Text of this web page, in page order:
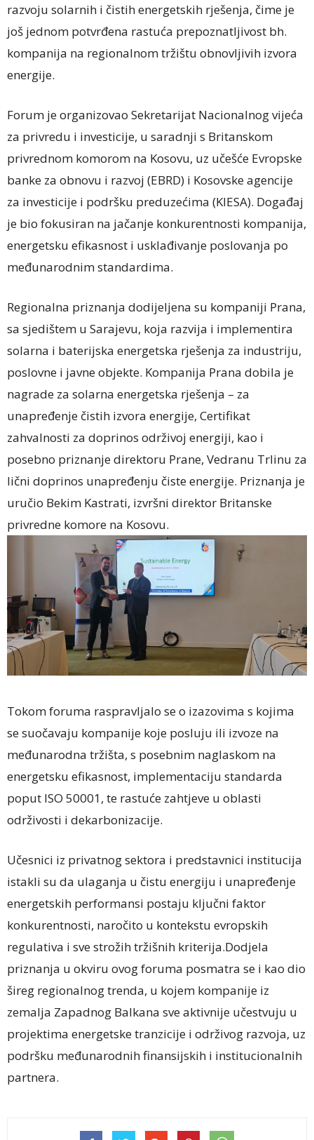
razvoju solarnih i čistih energetskih rješenja, čime je
još jednom potvrđena rastuća prepoznatljivost bh.
kompanija na regionalnom tržištu obnovljivih izvora
energije.
Forum je organizovao Sekretarijat Nacionalnog vijeća
za privredu i investicije, u saradnji s Britanskom
privrednom komorom na Kosovu, uz učešće Evropske
banke za obnovu i razvoj (EBRD) i Kosovske agencije
za investicije i podršku preduzećima (KIESA). Događaj
je bio fokusiran na jačanje konkurentnosti kompanija,
energetsku efikasnost i usklađivanje poslovanja po
međunarodnim standardima.
Regionalna priznanja dodijeljena su kompaniji Prana,
sa sjedištem u Sarajevu, koja razvija i implementira
solarna i baterijska energetska rješenja za industriju,
poslovne i javne objekte. Kompanija Prana dobila je
nagrade za solarna energetska rješenja – za
unapređenje čistih izvora energije, Certifikat
zahvalnosti za doprinos održivoj energiji, kao i
posebno priznanje direktoru Prane, Vedranu Trlinu za
lični doprinos unapređenju čiste energije. Priznanja je
uručio Bekim Kastrati, izvršni direktor Britanske
privredne komore na Kosovu.
Tokom foruma raspravljalo se o izazovima s kojima
se suočavaju kompanije koje posluju ili izvoze na
međunarodna tržišta, s posebnim naglaskom na
energetsku efikasnost, implementaciju standarda
poput ISO 50001, te rastuće zahtjeve u oblasti
održivosti i dekarbonizacije.
Učesnici iz privatnog sektora i predstavnici institucija
istakli su da ulaganja u čistu energiju i unapređenje
energetskih performansi postaju ključni faktor
konkurentnosti, naročito u kontekstu evropskih
regulativa i sve strožih tržišnih kriterija.Dodjela
priznanja u okviru ovog foruma posmatra se i kao dio
šireg regionalnog trenda, u kojem kompanije iz
zemalja Zapadnog Balkana sve aktivnije učestvuju u
projektima energetske tranzicije i održivog razvoja, uz
podršku međunarodnih finansijskih i institucionalnih
partnera.